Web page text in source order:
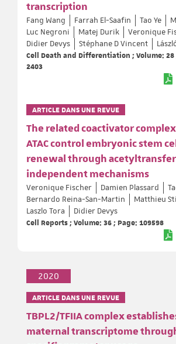
transcription
Fang Wang Farrah El-Saafin Tao Ye
Luc Negroni
Matej Durik
Veronique
Didier Devys
Stéphane D Vincent
Cell Death and Differentiation ; Volume: 28
2403
ARTICLE DANS UNE REVUE
The related coactivator
ATAC control embryonic stem
renewal through
independent mechanisms
Veronique Fischer Damien Plassard
Bernardo Reina-San-Martin
Matthieu
Laszlo Tora
Didier Devys
Cell Reports ; Volume: 36 ; Page: 109598
2020
ARTICLE DANS UNE REVUE
TBPL2/TFIIA complex
maternal transcriptome